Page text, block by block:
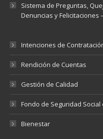
Sistema de Preguntas,
Denuncias y Felicitaciones –
Intenciones de
Rendición de Cuentas
Gestión de Calidad
Fondo de Seguridad Social
Bienestar